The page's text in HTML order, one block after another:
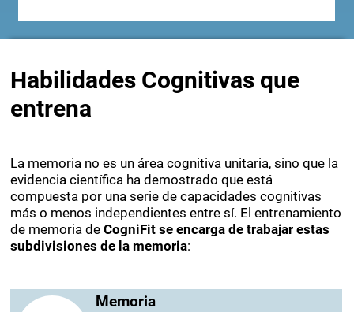
Habilidades Cognitivas que
entrena
La memoria no es un área cognitiva unitaria, sino que la
evidencia científica ha demostrado que está
compuesta por una serie de capacidades cognitivas
más o menos independientes entre sí. El entrenamiento
de memoria deCogniFit se encarga de trabajar estas
subdivisiones de la memoria:
Memoria